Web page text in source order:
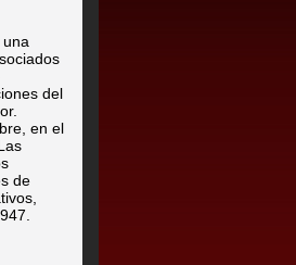
del
en el
de